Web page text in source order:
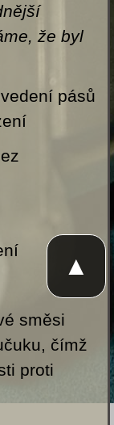
že byl
pásů
směsi
čímž
proti
▲